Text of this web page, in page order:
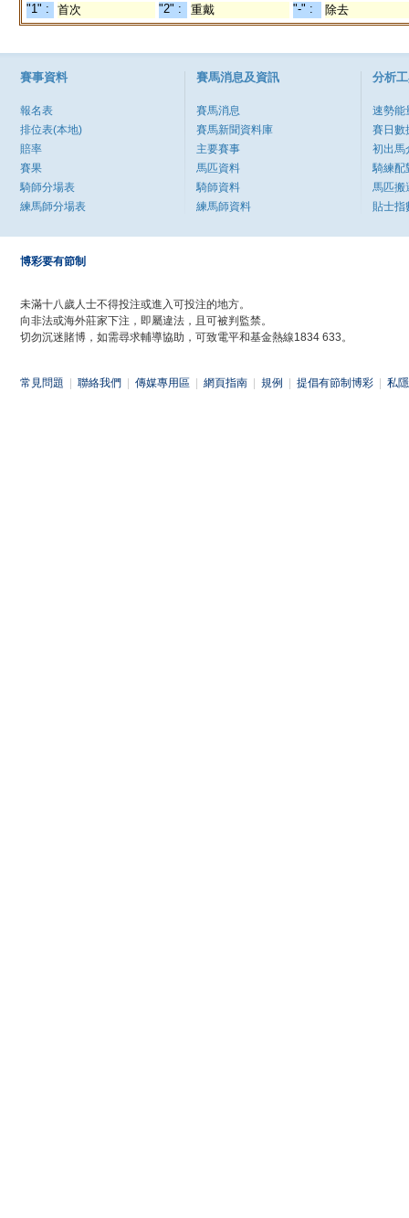
"1" :
首次 "2" : 重戴 "-" : 除去
賽事資料
報名表
排位表(本地)
賠率
賽果
騎師分場表
練馬師分場表
賽馬消息及資訊
賽馬消息
賽馬新聞資料庫
主要賽事
馬匹資料
騎師資料
練馬師資料
分析
速勢能
賽日數
初出馬
騎練配
馬匹搬
貼士指
博彩要有節制
未滿十八歲人士不得投注或進入可投注的地方。
向非法或海外莊家下注，即屬違法，且可被判監禁。
切勿沉迷賭博，如需尋求輔導協助，可致電平和基金熱線1834 633。
常見問題 聯絡我們 傳媒專用區 網頁指南 規例 提倡有節制博彩 私